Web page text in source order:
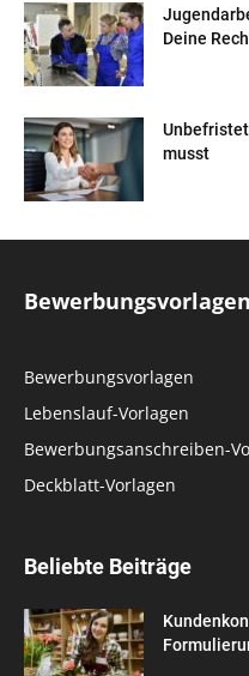
Deine
musst
Bewerbungsvorlagen
Bewerbungsvorlagen
Lebenslauf-Vorlagen
Bewerbungsanschreiben-
Deckblatt-Vorlagen
Beliebte Beiträge